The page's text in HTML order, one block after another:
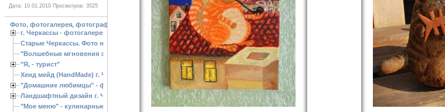
Дата: 10.01.2010 Просмотров: 3525
Фото, фотогалерея, фотографии Черкассы, зоопарк, ландшафтный дизайн. Cherkassy Oblast picture collection. Cherkassy travel image
г. Черкассы - фотогалерея
Старые Черкассы. Фото начало ХХ ст.
"Волшебные мгновения зимы"
"Я, - турист"
Хенд мейд (HandMade) г. Черкассы, - изделия ручной работы
"Домашние любимцы" - фото
Ландшафтный дизайн г. Черкассы
"Мое меню" - кулинарные рецепты